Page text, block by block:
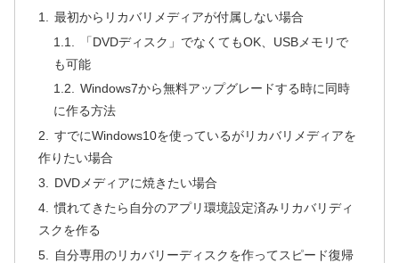
最初からリカバリメディアが付属しない場合
「DVDディスク」でなくてもOK、USBメモリで
も可能
Windows7から無料アップグレードする時に同時
に作る方法
すでにWindows10を使っているがリカバリメディアを
作りたい場合
DVDメディアに焼きたい場合
慣れてきたら自分のアプリ環境設定済みリカバリディ
スクを作る
自分専用のリカバリーディスクを作ってスピード復帰